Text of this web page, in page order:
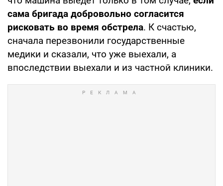
сама бригада добровольно согласится
рисковать во время обстрела. К счастью,
сначала перезвонили государственные
медики и сказали, что уже выехали, а
впоследствии выехали и из частной клиники.